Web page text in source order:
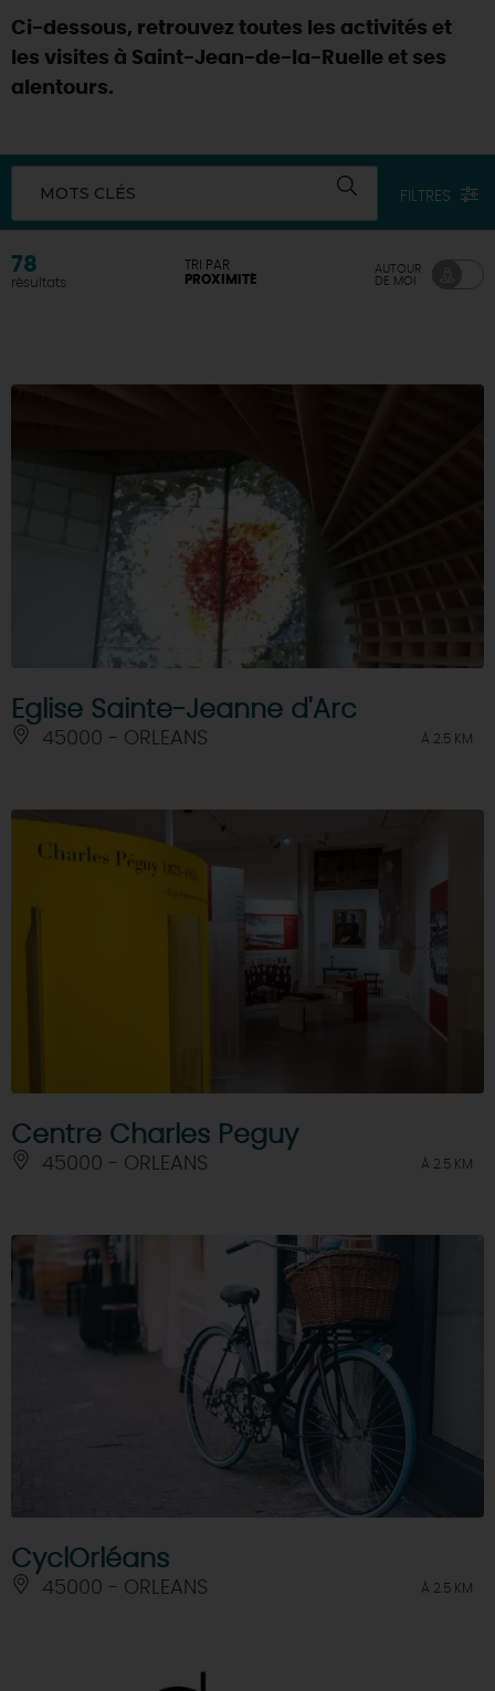
Ci-dessous, retrouvez toutes les activités et
les visites à Saint-Jean-de-la-Ruelle et ses
alentours.
MOTS CLÉS FILTRES
78
résultats
TRI PAR
PROXIMITÉ
AUTOUR
DE MOI
Eglise Sainte-Jeanne d'Arc
45000 - ORLEANS À 2.5 KM
Centre Charles Peguy
45000 - ORLEANS À 2.5 KM
CyclOrléans
45000 - ORLEANS À 2.5 KM